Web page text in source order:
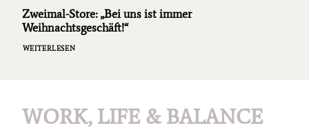
Zweimal-Store: „Bei uns ist immer
Weihnachtsgeschäft!“
WEITERLESEN
WORK, LIFE & BALANCE